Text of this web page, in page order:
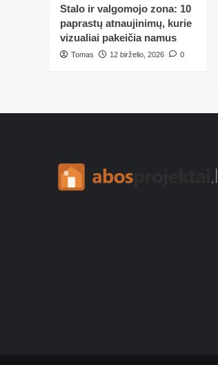
išvengimas
nereikalingų
pirkinių
Stalo ir valgomojo zona: 10
paprastų atnaujinimų, kurie
vizualiai pakeičia namus
Tomas 12 birželio, 2026 0